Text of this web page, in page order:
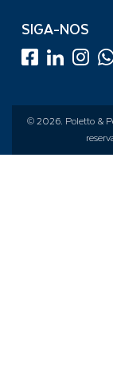
SIGA-NOS
© 2026. Poletto &